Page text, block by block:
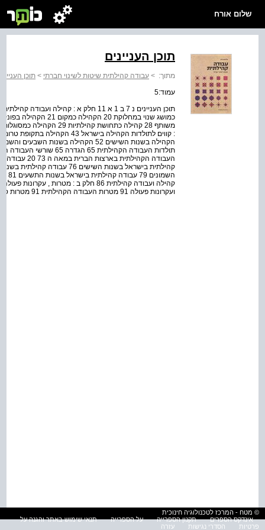
שלום אורח
תוכן העניינים
מתוך: > עבודה קהילתית שיטות לשינוי חברתי > תוכן
עמוד:5
ועקרונות פעולה 91 מטרות העבודה הקהילתית 91 מטרות סותרות וסתירות ערכיות 94 עקרונות פעולה 97
© מטח - המרכז לטכנולוגיה חינוכית
אינדקס הספרים
תקנון הספרייה על הספרייה
תנאי שימוש באתר והגנה על
פרטיות
הסדרי נגישות עזרה